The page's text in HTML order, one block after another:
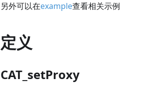
另外可以在example查看相关示例
定义
CAT_setProxy